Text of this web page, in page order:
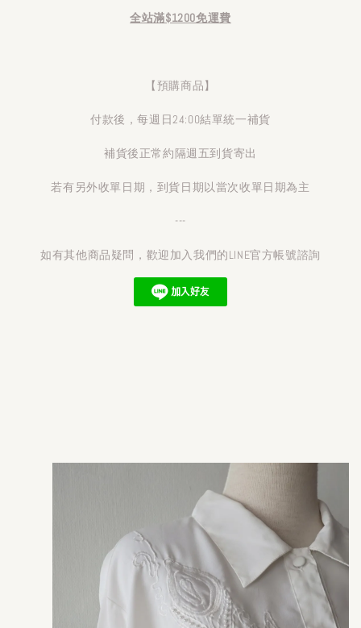
全站滿$1200免運費
【預購商品】
付款後，每週日24:00結單統一補貨
補貨後正常約隔週五到貨寄出
若有另外收單日期，到貨日期以當次收單日期為主
---
如有其他商品疑問，歡迎加入我們的LINE官方帳號諮詢